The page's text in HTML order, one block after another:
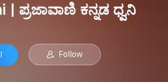
| ಪ್ರಜಾವಾಣಿ ಕನ್ನಡ ಧ್ವನಿ
Follow